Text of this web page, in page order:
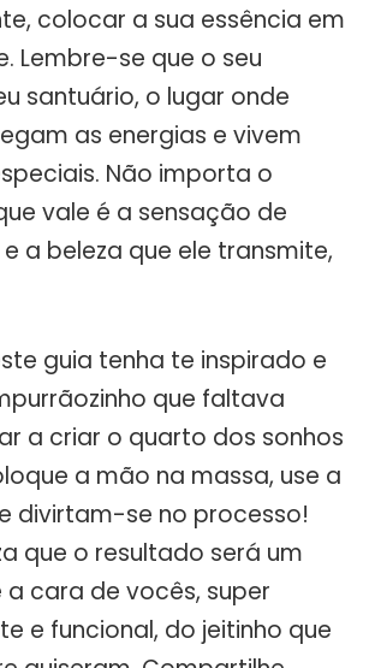
colocar a sua essência em
Lembre-se que o seu
santuário, o lugar onde
as energias e vivem
Não importa o
vale é a sensação de
a beleza que ele transmite,
guia tenha te inspirado e
que faltava
a criar o quarto dos sonhos
a mão na massa, use a
divirtam-se no processo!
que o resultado será um
cara de vocês, super
e funcional, do jeitinho que